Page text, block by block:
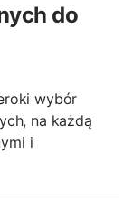
do
wybór
na każdą
i